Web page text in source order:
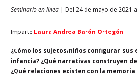
Seminario en línea | Del 24 de mayo de 2021
Imparte Laura Andrea Barón Ortegón
¿Cómo los sujetos/niños configuran sus
infancia? ¿Qué narrativas construyen
¿Qué relaciones existen con la